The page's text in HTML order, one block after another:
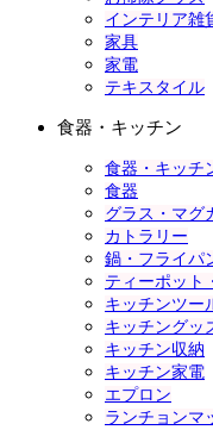
インテリア雑
家具
家電
テキスタイル
食器・キッチン
食器・キッチ
食器
グラス・マグ
カトラリー
鍋・フライパ
ティーポット
キッチンツー
キッチングッ
キッチン収納
キッチン家電
エプロン
ランチョンマ